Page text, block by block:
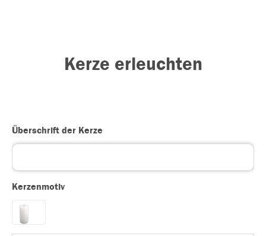
Kerze erleuchten
Überschrift der Kerze
Kerzenmotiv